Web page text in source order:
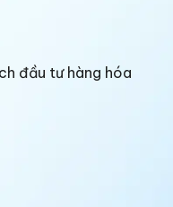
đầu tư hàng hóa